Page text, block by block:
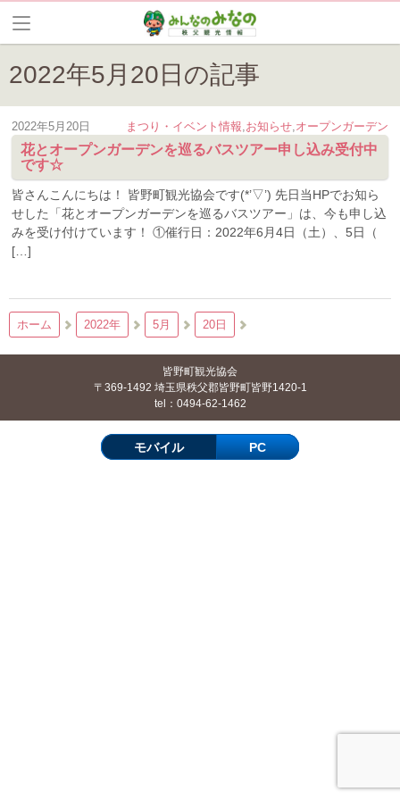
2022年5月20日の記事
まつり・イベント情報,お知らせ,オープンガーデン
2022年5月20日
花とオープンガーデンを巡るバスツアー申し込み受付中
です☆
皆さんこんにちは！ 皆野町観光協会です(*’▽’) 先日当HPでお知ら
せした「花とオープンガーデンを巡るバスツアー」は、今も申し込
みを受け付けています！ ①催行日：2022年6月4日（土）、5日（
[…]
ホーム 2022年 5月 20日
皆野町観光協会
〒369-1492 埼玉県秩父郡皆野町皆野1420-1
tel：0494-62-1462
モバイル PC